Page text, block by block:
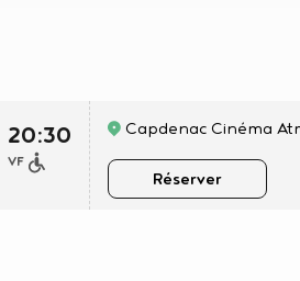
20:30
VF
Capdenac Cinéma
Réserver